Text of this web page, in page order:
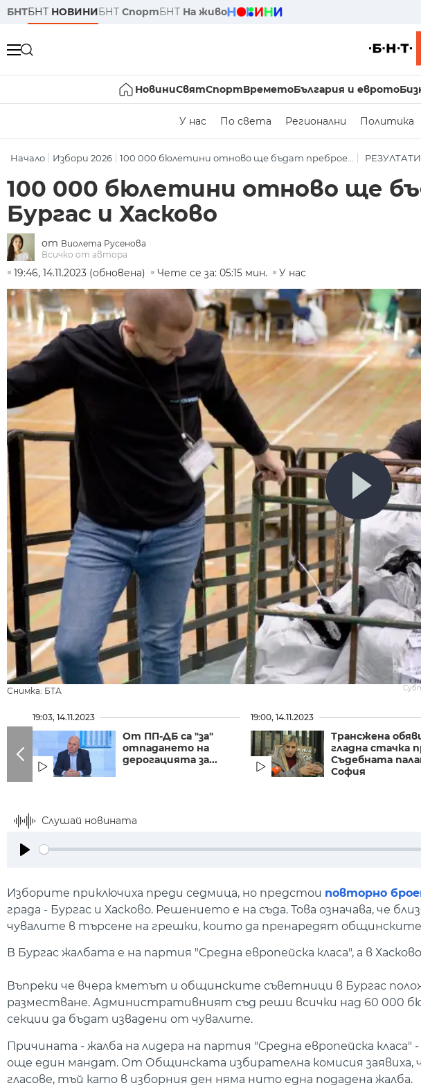
БНТБНТ НОВИНИБНТ СпортБНТ На живо
НовиниСвятСпортВреметоБългария и еврото
У нас По света Регионални Политика
Начало Избори 2026 100 000 бюлетини отново ще бъдат преброе...
100 000 бюлетини отново ще
Бургас и Хасково
от Виолета Русенова
Всичко от автора
19:46, 14.11.2023 (обновена)
Чете се за: 05:15 мин. У нас
Снимка: БТА
19:03, 14.11.2023
От ПП-ДБ са "за"
отпадането на
дерогацията за...
19:00, 14.11.2023
Трансжена
гладна стачка
Съдебната
София
Слушай новината
Изборите приключиха преди седмица, но предстои повторно
града - Бургас и Хасково. Решението е на съда. Това означава, че
чувалите в търсене на грешки, които да пренаредят
В Бургас жалбата е на партия "Средна европейска класа", а в
Въпреки че вчера кметът и общинските съветници в Бургас
разместване. Административният съд реши всички над 60 000
секции да бъдат извадени от чувалите.
Причината - жалба на лидера на партия "Средна европейска
още един мандат. От Общинската избирателна комисия
гласове, тъй като в изборния ден няма нито една подадена жалба.